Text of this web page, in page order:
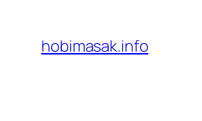
content
hobimasak.info